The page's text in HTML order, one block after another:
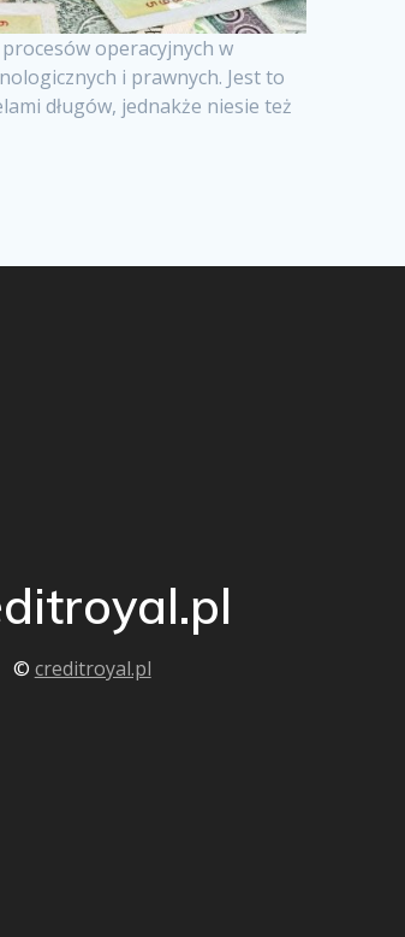
operacyjnych w
i prawnych. Jest to
długów, jednakże niesie też
© creditroyal.pl